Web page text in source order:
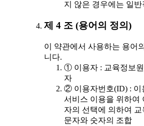
지 않은 경우에는 일
제 4 조 (용어의 정의)
이 약관에서 사용하는 용어
니다.
① 이용자 : 교육정보
자
② 이용자번호(ID) : 이
서비스 이용을 위하여
자의 선택에 의하여
문자와 숫자의 조합